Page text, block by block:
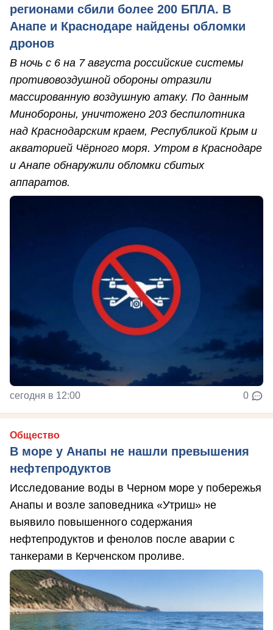
регионами сбили более 200 БПЛА. В
Анапе и Краснодаре найдены обломки
дронов
В ночь с 6 на 7 августа российские системы
противовоздушной обороны отразили
массированную воздушную атаку. По данным
Минобороны, уничтожено 203 беспилотника
над Краснодарским краем, Республикой Крым и
акваторией Чёрного моря. Утром в Краснодаре
и Анапе обнаружили обломки сбитых
аппаратов.
сегодня в 12:00 0
Общество
В море у Анапы не нашли превышения
нефтепродуктов
Исследование воды в Черном море у побережья
Анапы и возле заповедника «Утриш» не
выявило повышенного содержания
нефтепродуктов и фенолов после аварии с
танкерами в Керченском проливе.